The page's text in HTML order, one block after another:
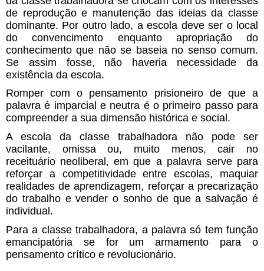
de reprodução e manutenção das ideias da classe
dominante. Por outro lado, a escola deve ser o local
do convencimento enquanto apropriação do
conhecimento que não se baseia no senso comum.
Se assim fosse, não haveria necessidade da
existência da escola.
Romper com o pensamento prisioneiro de que a
palavra é imparcial e neutra é o primeiro passo para
compreender a sua dimensão histórica e social.
A escola da classe trabalhadora não pode ser
vacilante, omissa ou, muito menos, cair no
receituário neoliberal, em que a palavra serve para
reforçar a competitividade entre escolas, maquiar
realidades de aprendizagem, reforçar a precarização
do trabalho e vender o sonho de que a salvação é
individual.
Para a classe trabalhadora, a palavra só tem função
emancipatória se for um armamento para o
pensamento crítico e revolucionário.